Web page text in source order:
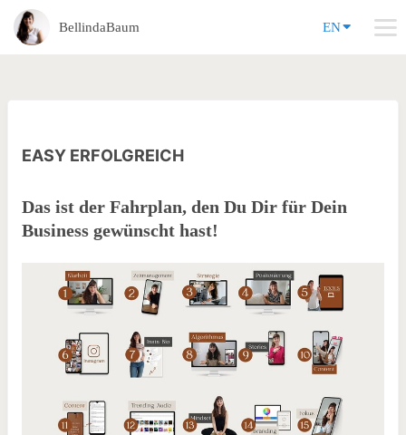
BellindaBaum EN
EASY ERFOLGREICH
Das ist der Fahrplan, den Du Dir für Dein
Business gewünscht hast!